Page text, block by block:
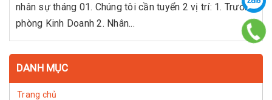
nhân sự tháng 01. Chúng tôi cần tuyển 2 vị trí: 1. Trưởng
phòng Kinh Doanh 2. Nhân...
DANH MỤC
Trang chủ